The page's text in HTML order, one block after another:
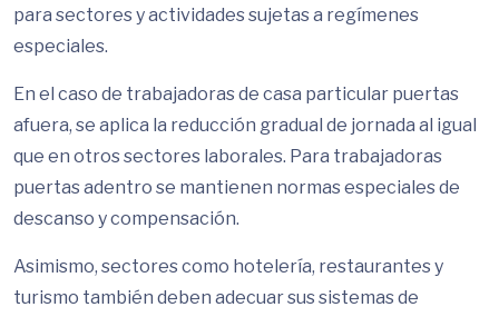
para sectores y actividades sujetas a regímenes
especiales.
En el caso de trabajadoras de casa particular puertas
afuera, se aplica la reducción gradual de jornada al igual
que en otros sectores laborales. Para trabajadoras
puertas adentro se mantienen normas especiales de
descanso y compensación.
Asimismo, sectores como hotelería, restaurantes y
turismo también deben adecuar sus sistemas de